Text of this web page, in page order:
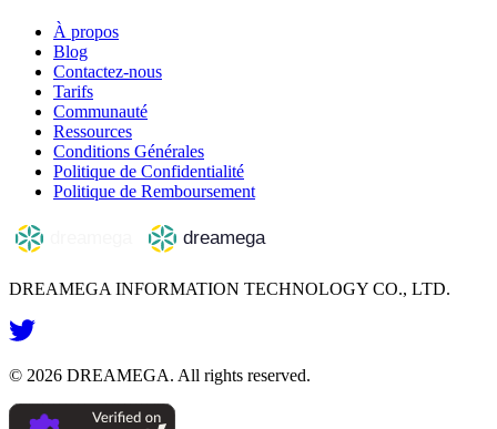
À propos
Blog
Contactez-nous
Tarifs
Communauté
Ressources
Conditions Générales
Politique de Confidentialité
Politique de Remboursement
DREAMEGA INFORMATION TECHNOLOGY CO., LTD.
© 2026 DREAMEGA. All rights reserved.